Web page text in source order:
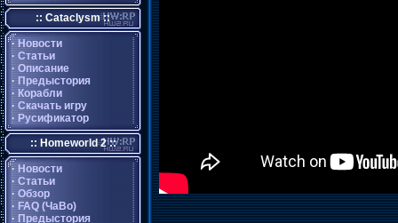
:: Cataclysm ::
· Новости
· Статьи
· Описание
· Предыстория
· Корабли
· Скачать игру
· Русификатор
:: Homeworld 2 ::
· Новости
· Статьи
· Обзор
· FAQ (ЧаВо)
· Предыстория